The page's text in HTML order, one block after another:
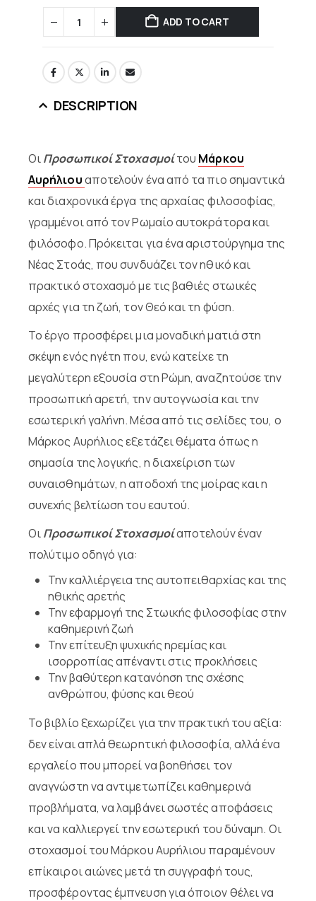
ADD TO CART
DESCRIPTION
ΟιΠροσωπικοί Στοχασμοίτου Μάρκου
Αυρήλιουαποτελούν ένα από τα πιο σημαντικά
και διαχρονικά έργα της αρχαίας φιλοσοφίας,
γραμμένοι από τον Ρωμαίο αυτοκράτορα και
φιλόσοφο. Πρόκειται για ένα αριστούργημα της
Νέας Στοάς, που συνδυάζει τον ηθικό και
πρακτικό στοχασμό με τις βαθιές στωικές
αρχές για τη ζωή, τον Θεό και τη φύση.
Το έργο προσφέρει μια μοναδική ματιά στη
σκέψη ενός ηγέτη που, ενώ κατείχε τη
μεγαλύτερη εξουσία στη Ρώμη, αναζητούσε την
προσωπική αρετή, την αυτογνωσία και την
εσωτερική γαλήνη. Μέσα από τις σελίδες του, ο
Μάρκος Αυρήλιος εξετάζει θέματα όπως η
σημασία της λογικής, η διαχείριση των
συναισθημάτων, η αποδοχή της μοίρας και η
συνεχής βελτίωση του εαυτού.
ΟιΠροσωπικοί Στοχασμοίαποτελούν έναν
πολύτιμο οδηγό για:
Την καλλιέργεια της αυτοπειθαρχίας και της
ηθικής αρετής
Την εφαρμογή της Στωικής φιλοσοφίας στην
καθημερινή ζωή
Την επίτευξη ψυχικής ηρεμίας και
ισορροπίας απέναντι στις προκλήσεις
Την βαθύτερη κατανόηση της σχέσης
ανθρώπου, φύσης και θεού
Το βιβλίο ξεχωρίζει για την πρακτική του αξία:
δεν είναι απλά θεωρητική φιλοσοφία, αλλά ένα
εργαλείο που μπορεί να βοηθήσει τον
αναγνώστη να αντιμετωπίζει καθημερινά
προβλήματα, να λαμβάνει σωστές αποφάσεις
και να καλλιεργεί την εσωτερική του δύναμη. Οι
στοχασμοί του Μάρκου Αυρήλιου παραμένουν
επίκαιροι αιώνες μετά τη συγγραφή τους,
προσφέροντας έμπνευση για όποιον θέλει να